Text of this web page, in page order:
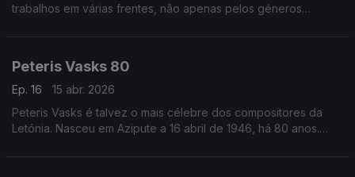
trabalhos em várias frentes, não apenas pelos géneros
Peteris Vasks 80
Ep. 16
15 abr. 2026
Peteris Vasks é talvez o mais célebre dos compositores da
Letónia. Nasceu em Azipute a 16 abril de 1946, há 80 anos.